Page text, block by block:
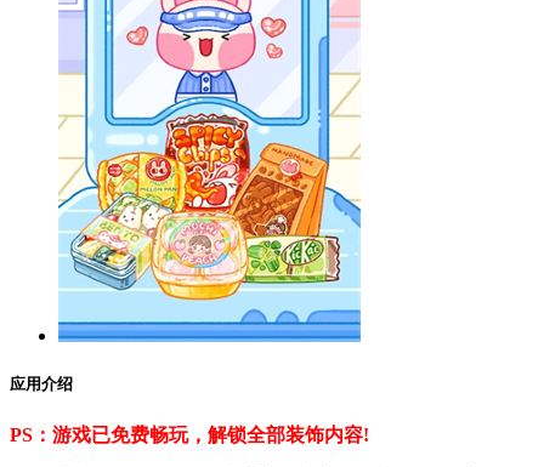
应用介绍
PS：游戏已免费畅玩，解锁全部装饰内容!